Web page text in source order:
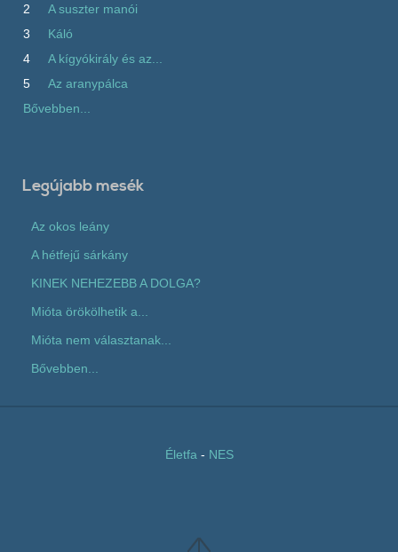
2
A suszter manói
3
Káló
4
A kígyókirály és az...
5
Az aranypálca
Bővebben...
Legújabb mesék
Az okos leány
A hétfejű sárkány
KINEK NEHEZEBB A DOLGA?
Mióta örökölhetik a...
Mióta nem választanak...
Bővebben...
Életfa - NES